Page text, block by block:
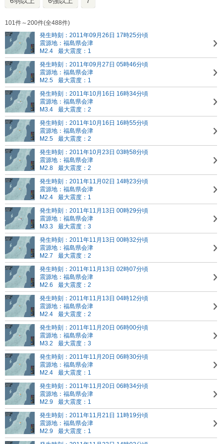
101件～200件(全488件)
発生時刻：2011年09月26日 17時25分頃
震源地：福島県会津
M2.4
最大震度：1
発生時刻：2011年09月27日 05時46分頃
震源地：福島県会津
M2.5
最大震度：1
発生時刻：2011年10月16日 16時34分頃
震源地：福島県会津
M3.4
最大震度：2
発生時刻：2011年10月16日 16時55分頃
震源地：福島県会津
M2.5
最大震度：2
発生時刻：2011年10月23日 03時58分頃
震源地：福島県会津
M2.8
最大震度：2
発生時刻：2011年11月02日 14時23分頃
震源地：福島県会津
M2.4
最大震度：1
発生時刻：2011年11月13日 00時29分頃
震源地：福島県会津
M3.3
最大震度：3
発生時刻：2011年11月13日 00時32分頃
震源地：福島県会津
M2.7
最大震度：2
発生時刻：2011年11月13日 02時07分頃
震源地：福島県会津
M2.6
最大震度：2
発生時刻：2011年11月13日 04時12分頃
震源地：福島県会津
M2.4
最大震度：2
発生時刻：2011年11月20日 06時00分頃
震源地：福島県会津
M3.2
最大震度：3
発生時刻：2011年11月20日 06時30分頃
震源地：福島県会津
M2.4
最大震度：1
発生時刻：2011年11月20日 06時34分頃
震源地：福島県会津
M2.9
最大震度：1
発生時刻：2011年11月21日 11時19分頃
震源地：福島県会津
M2.9
最大震度：1